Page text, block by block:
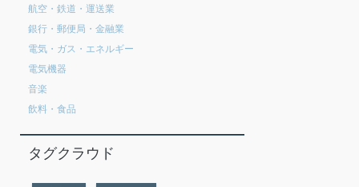
航空・鉄道・運送業
銀行・郵便局・金融業
電気・ガス・エネルギー
電気機器
音楽
飲料・食品
タグクラウド